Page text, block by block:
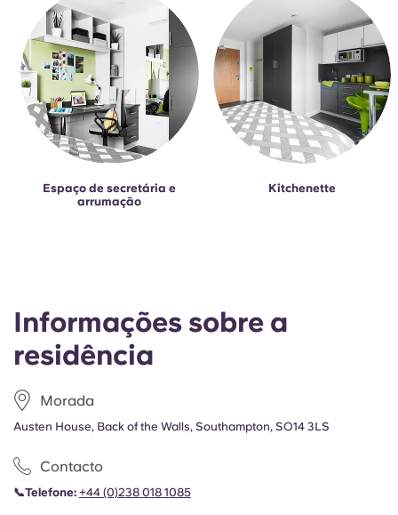
Informações sobre a
residência
Morada
Austen House, Back of the Walls, Southampton, SO14 3LS
Contacto
📞Telefone: +44 (0)238 018 1085
Espaço de secretária e
arrumação
Kitchenette